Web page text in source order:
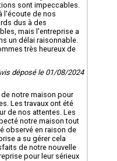
sont impeccables.
l'écoute de nos
dus à des
mais l'entreprise a
un délai raisonnable.
très heureux de
déposé le 01/08/2024
notre maison pour
Les travaux ont été
de nos attentes. Les
notre maison tout
observé en raison de
a su gérer cela
de notre nouvelle
pour leur sérieux